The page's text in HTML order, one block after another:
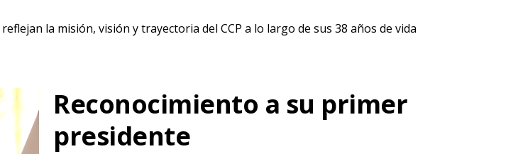
la misión, visión y trayectoria del CCP a lo largo de sus 38 años de vida
Reconocimiento a su primer
presidente